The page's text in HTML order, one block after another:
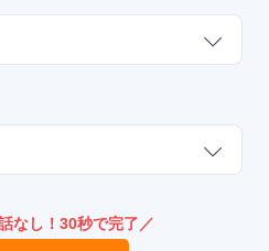
なし！30秒で完了／